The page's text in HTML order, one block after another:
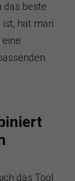
das beste
hat man
das Tool